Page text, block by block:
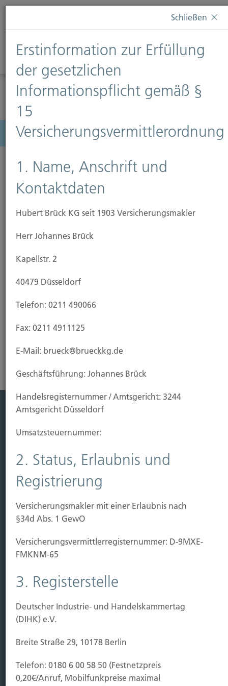
Diese Webseite verwendet Cookies. Wenn Sie weiterhin
Informationen finden Sie auf unserer SeiteDatenschutz
Diese Nachricht nicht erneut anzeigen
Menü
Feuer-Rohbau-Versicherung
den Fall, dass Ihr Eigenheim vor Fertigstellung durch
zerstört wird. Da eine Wohngebäudeversicherung
einschließt, empfiehlt es sich, sie bereits bei
Baubeginn abzuschließen.
Risikoanalyse Wohngebäudeversicherung
Vorsorgen
Sichern
Immobilien Vers.
Kauf Grundstück
Baubeginn
Baufertigstellung/Hauskauf
Einzug/Vermietung
Kontakt
Hubert Brück KG| Inhaber: Dipl. Ökonom Johannes
Brück | Kapellstraße 2 | 40479 Düsseldorf
brueck@brueckkg.de
Kontaktformular
Schließen
Erstinformation zur Erfüllung
der gesetzlichen
Informationspflicht gemäß §
15
Versicherungsvermittlerordnung
1. Name, Anschrift und
Kontaktdaten
Hubert Brück KG seit 1903 Versicherungsmakler
Herr Johannes Brück
Kapellstr. 2
40479 Düsseldorf
Telefon: 0211 490066
Fax: 0211 4911125
E-Mail: brueck@brueckkg.de
Geschäftsführung: Johannes Brück
Handels­registernummer / Amtsgericht: 3244
Amtsgericht Düsseldorf
Umsatzsteuer­nummer:
2. Status, Erlaubnis und
Registrierung
Versicherungsmakler mit einer Erlaubnis nach
§34d Abs. 1 GewO
Versicherungs­vermittler­registernummer: D-9MXE-
FMKNM-65
3. Registerstelle
Deutscher Industrie- und Handelskammertag
(DIHK) e.V.
Breite Straße 29, 10178 Berlin
Telefon: 0180 6 00 58 50 (Festnetzpreis
0,20€/Anruf, Mobilfunkpreise maximal